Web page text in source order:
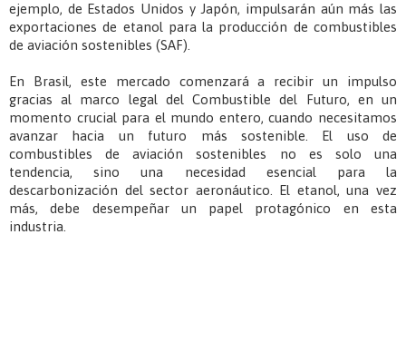
ejemplo, de Estados Unidos y Japón, impulsarán aún más las
exportaciones de etanol para la producción de combustibles
de aviación sostenibles (SAF).
En Brasil, este mercado comenzará a recibir un impulso
gracias al marco legal del Combustible del Futuro, en un
momento crucial para el mundo entero, cuando necesitamos
avanzar hacia un futuro más sostenible. El uso de
combustibles de aviación sostenibles no es solo una
tendencia, sino una necesidad esencial para la
descarbonización del sector aeronáutico. El etanol, una vez
más, debe desempeñar un papel protagónico en esta
industria.